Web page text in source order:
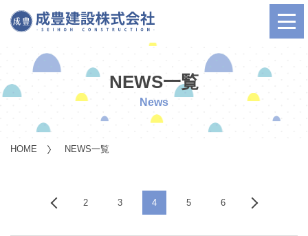
NEWS一覧
News
HOME NEWS一覧
2 3 4 5 6